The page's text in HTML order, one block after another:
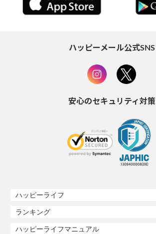
ハッピーメール公式SNS
安心のセキュリティ対策
ハッピーライフ
ランキング
ハッピーライフマニュアル